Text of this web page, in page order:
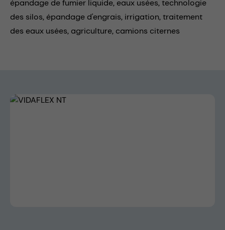
épandage de fumier liquide, eaux usées,technologie
des silos, épandage d'engrais, irrigation,traitement
des eaux usées, agriculture, camions citernes
Skip image gallery